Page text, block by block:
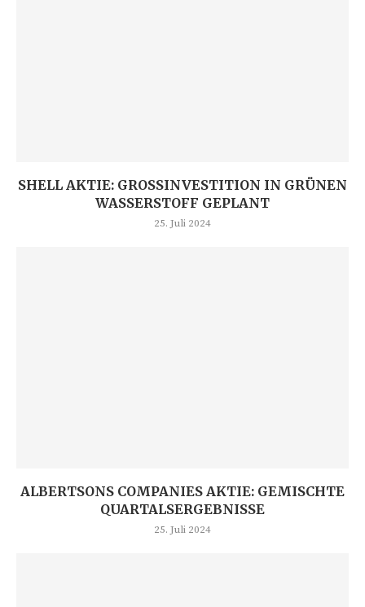
SHELL AKTIE: GROSSINVESTITION IN GRÜNEN W
ASSERSTOFF GEPLANT
25. Juli 2024
ALBERTSONS COMPANIES AKTIE: GEMISCHTE
QUARTALSERGEBNISSE
25. Juli 2024